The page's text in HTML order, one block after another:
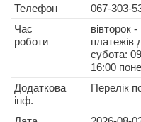
Телефон
067-303-
Час
роботи
вівторок
платежів
субота:
16:00
Додаткова
інф.
Перелік